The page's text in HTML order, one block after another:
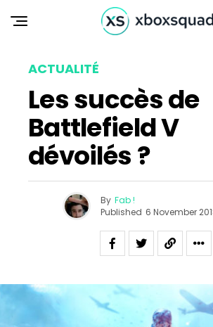
ACTUALITÉ
Les succès de
Battlefield V
dévoilés ?
By Fab !
Published 6 November